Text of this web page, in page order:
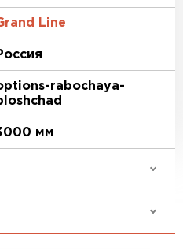
Line
rabochaya-
мм